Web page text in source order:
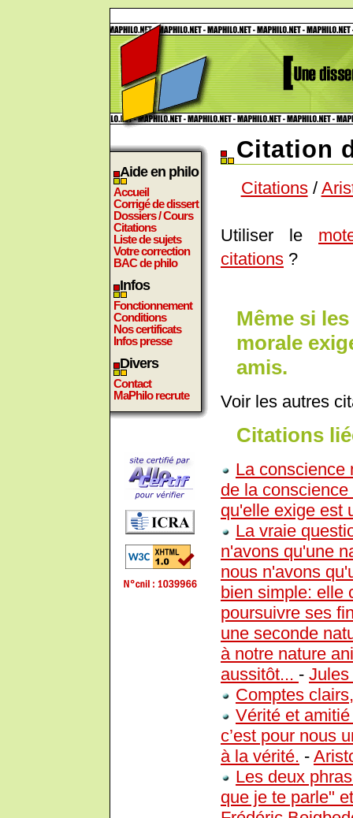
Aide en philo
Accueil
Corrigé de dissert
Dossiers / Cours
Citations
Liste de sujets
Votre correction
BAC de philo
Infos
Fonctionnement
Conditions
Nos certificats
Infos presse
Divers
Contact
MaPhilo recrute
Citation
Citations/
Utiliser le
citations ?
Même si
morale
amis.
Voir les autres
Citations
La conscience
de la
qu'elle exige est
La vraie
n'avons qu'une
nous n'avons
bien simple: elle
poursuivre ses
une seconde
à notre nature
aussitôt... -
Comptes
Vérité et amitié
c’est pour nous
à la vérité. -
Les deux
que je te parle"